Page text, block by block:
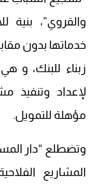
والقروي”، بنية
خدماتها بدون
زبناء للبنك، و
لإعداد وتنفيذ
مؤهلة للتمويل.
وتضطلع “دار
المشاريع